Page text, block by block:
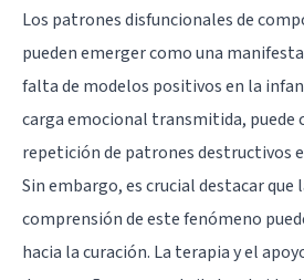
Los patrones disfuncionales de
pueden emerger como una
falta de modelos positivos en la
carga emocional transmitida, puede
repetición de patrones destructivos
Sin embargo, es crucial destacar que
comprensión de este fenómeno
hacia la curación. La terapia y el